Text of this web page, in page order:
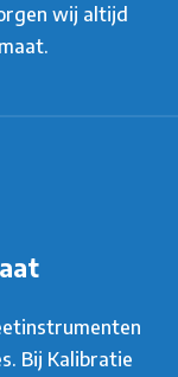
wij altijd
Bij Kalibratie